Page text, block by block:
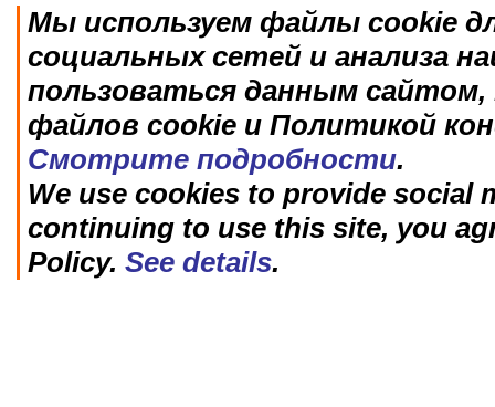
Мы используем файлы cookie
социальных сетей и анализа
пользоваться данным
файлов cookie и Политикой
Смотрите подробности.
We use cookies to provide social
continuing to use this site, you
Policy. See details.